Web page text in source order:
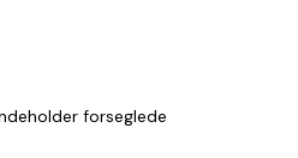
forseglede